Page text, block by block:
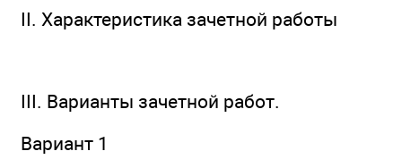
II. Характеристика зачетной работы
III. Варианты зачетной работ.
Вариант 1